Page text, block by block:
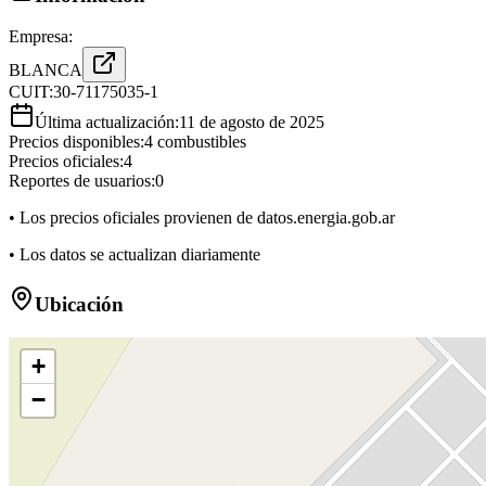
Empresa:
BLANCA
CUIT:30-71175035-1
Última actualización:11 de agosto de 2025
Precios disponibles:4 combustibles
Precios oficiales:4
Reportes de usuarios:0
• Los precios oficiales provienen de datos.energia.gob.ar
• Los datos se actualizan diariamente
Ubicación
+
−